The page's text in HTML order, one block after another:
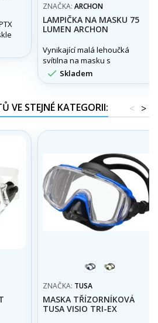
ZNAČKA: ARCHON
LAMPIČKA NA MASKU 75
LUMEN ARCHON
Vynikající malá lehoučká
svítilna na masku s
výkonem 75 lumen a
úchytem na řemínek masky.
 Skladem
VE STEJNÉ KATEGORII: >
<
modrážlutá
ZNAČKA: TUSA
MASKA TŘÍZORNÍKOVÁ
TUSA VISIO TRI-EX